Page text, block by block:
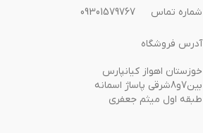
شماره تماس 09301579767
آدرس فروشگاه
خوزستان اهواز کیانپارس
بین7و8شرقی پاساژ اسمانه
طبقه اول میثم جعفری